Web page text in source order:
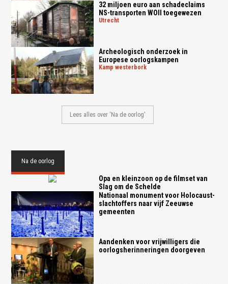
32 miljoen euro aan schadeclaims
NS-transporten WOII toegewezen
utrecht
Archeologisch onderzoek in
Europese oorlogskampen
kamp westerbork
Lees alles over 'Na de oorlog'
Na de oorlog
Opa en kleinzoon op de filmset van
Slag om de Schelde
Nationaal monument voor Holocaust-
slachtoffers naar vijf Zeeuwse
gemeenten
Aandenken voor vrijwilligers die
oorlogsherinneringen doorgeven